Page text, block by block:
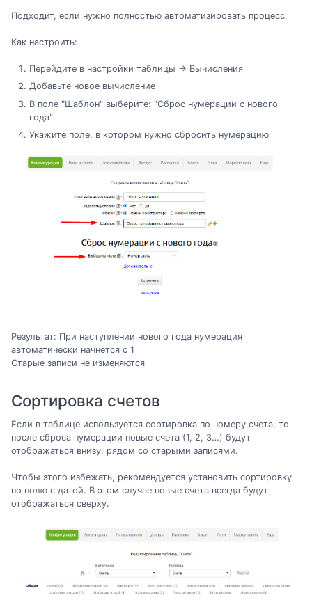
Подходит, если нужно полностью автоматизировать процесс.
Как настроить:
Перейдите в настройки таблицы → Вычисления
Добавьте новое вычисление
В поле "Шаблон" выберите: "Сброс нумерации с нового
года"
Укажите поле, в котором нужно сбросить нумерацию
Результат: При наступлении нового года нумерация
автоматически начнется с 1
Старые записи не изменяются
Сортировка счетов
Если в таблице используется сортировка по номеру счета, то
после сброса нумерации новые счета (1, 2, 3…) будут
отображаться внизу, рядом со старыми записями.
Чтобы этого избежать, рекомендуется установить сортировку
по полю с датой. В этом случае новые счета всегда будут
отображаться сверху.